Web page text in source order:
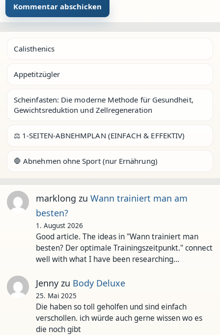
Calisthenics
Appetitzügler
Scheinfasten: Die moderne Methode für Gesundheit,
Gewichtsreduktion und Zellregeneration
⚖️ 1-SEITEN-ABNEHMPLAN (EINFACH & EFFEKTIV)
🛑 Abnehmen ohne Sport (nur Ernährung)
marklong zu Wann trainiert man am
besten?
1. August 2026
Good article. The ideas in "Wann trainiert man
besten? Der optimale Trainingszeitpunkt." connect
well with what I have been researching…
Jennyzu Body Deluxe
25. Mai 2025
Die haben so toll geholfen und sind einfach
verschollen. ich würde auch gerne wissen wo es
die noch gibt